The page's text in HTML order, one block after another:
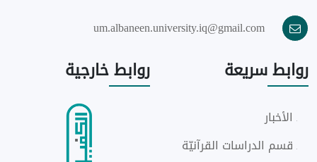
um.albaneen.university.iq@gmail.com
روابطسريعة
الأخبار
قسم الدراسات القرآنيّة
روابطخارجية